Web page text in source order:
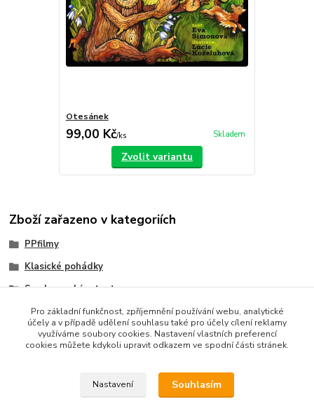
Otesánek
99,00 Kč/ks Skladem
Zvolit variantu
Zboží zařazeno v kategoriích
PPfilmy
Klasické pohádky
Se slovenským textom
Upravit sběr cookies.
Pro základní funkčnost, zpříjemnění používání webu, analytické
účely a v případě udělení souhlasu také pro účely cílení reklamy
využíváme soubory cookies. Nastavení vlastních preferencí
cookies můžete kdykoli upravit odkazem ve spodní části stránek.
Nastavení Souhlasím